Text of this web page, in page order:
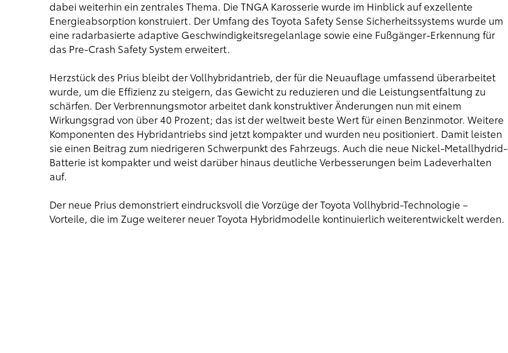
dabei weiterhin ein zentrales Thema. Die TNGA Karosserie wurde im Hinblick auf exzellente
Energieabsorption konstruiert. Der Umfang des Toyota Safety Sense Sicherheitssystems wurde um
eine radarbasierte adaptive Geschwindigkeitsregelanlage sowie eine Fußgänger-Erkennung für
das Pre-Crash Safety System erweitert.
Herzstück des Prius bleibt der Vollhybridantrieb, der für die Neuauflage umfassend überarbeitet
wurde, um die Effizienz zu steigern, das Gewicht zu reduzieren und die Leistungsentfaltung zu
schärfen. Der Verbrennungsmotor arbeitet dank konstruktiver Änderungen nun mit einem
Wirkungsgrad von über 40 Prozent; das ist der weltweit beste Wert für einen Benzinmotor. Weitere
Komponenten des Hybridantriebs sind jetzt kompakter und wurden neu positioniert. Damit leisten
sie einen Beitrag zum niedrigeren Schwerpunkt des Fahrzeugs. Auch die neue Nickel-Metallhydrid-
Batterie ist kompakter und weist darüber hinaus deutliche Verbesserungen beim Ladeverhalten
auf.
Der neue Prius demonstriert eindrucksvoll die Vorzüge der Toyota Vollhybrid-Technologie –
Vorteile, die im Zuge weiterer neuer Toyota Hybridmodelle kontinuierlich weiterentwickelt werden.